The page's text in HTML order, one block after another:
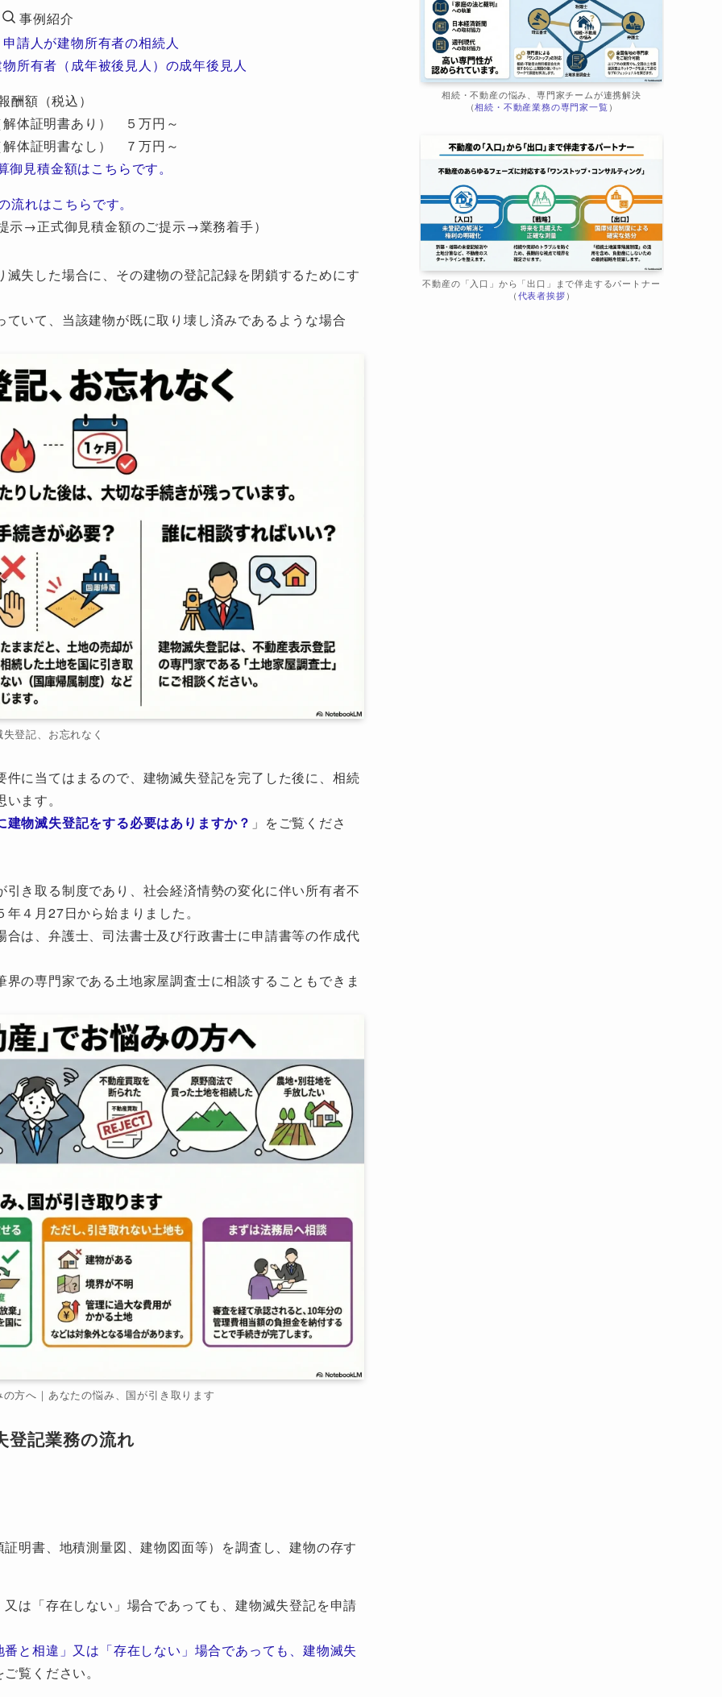
事例紹介
請人が建物所有者の相続人
所有者（成年被後見人）の成年後見人
酬額（税込）
解体証明書あり） ５万円～
解体証明書なし） ７万円～
御見積金額はこちらです。
流れはこちらです。
示→正式御見積金額のご提示→業務着手）
失した場合に、その建物の登記記録を閉鎖するためにす
いて、当該建物が既に取り壊し済みであるような場合
登記、お忘れなく
に当てはまるので、建物滅失登記を完了した後に、相続
ます。
物滅失登記をする必要はありますか？ 」をご覧くださ
引き取る制度であり、社会経済情勢の変化に伴い所有者不
４月27日から始まりました。
は、弁護士、司法書士及び行政書士に申請書等の作成代
の専門家である土地家屋調査士に相談することもできま
方へ｜あなたの悩み、国が引き取ります
登記業務の流れ
明書、地積測量図、建物図面等）を調査し、建物の存す
は「存在しない」場合であっても、建物滅失登記を申請
と相違」又は「存在しない」場合であっても、建物滅失
覧ください。
相続・不動産の悩み、専門家チームが連携解決
（相続・不動産業務の専門家一覧）
不動産の「入口」から「出口」まで伴走するパートナー
（代表者挨拶）